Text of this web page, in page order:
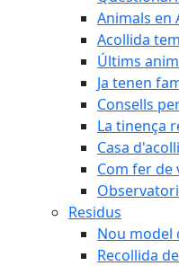
Animals en
Acollida
Últims
Ja tenen
Consells
La tinença
Casa
Com fer de
Residus
Nou model
Recollida